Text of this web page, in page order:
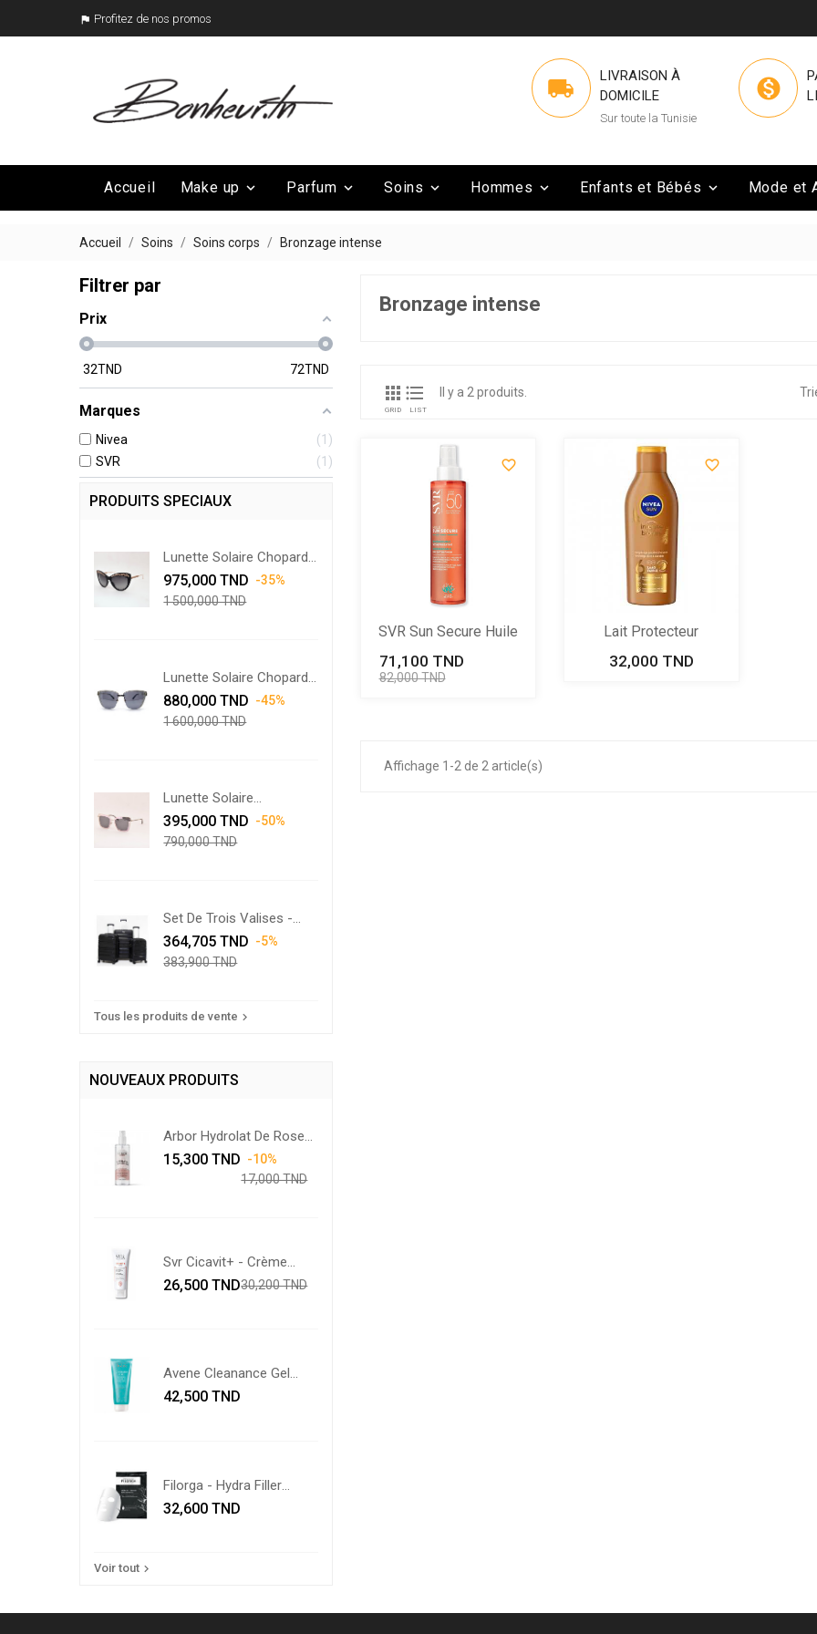
 Profitez de nos promos

LIVRAISON À
DOMICILE
Sur toute la Tunisie

Accueil 
Make up 
Parfum 
Soins 
Hommes 
Enfants et Bébés Mode et
Mega Promo Nos marques
Accueil Soins Soins corps Bronzage intense
Filtrer par
Prix
32TND 72TND
Marques
Nivea
1
SVR
1
PRODUITS SPECIAUX
Lunette Solaire Chopard...
Prix
975,000 TND Prix
-35%
1 500,000 TND
Lunette Solaire Chopard...
Prix
880,000 TND Prix
-45%
1 600,000 TND
Lunette Solaire
Swarovski...
Prix
395,000 TND Prix
-50%
790,000 TND
Set De Trois Valises -
Noir
Prix
364,705 TND Prix
-5%
383,900 TND
Tous les produits de vente 
NOUVEAUX PRODUITS
Arbor Hydrolat De Rose
De...
Prix
15,300 TND Prix
base
-10%
17,000 TND
Svr Cicavit+ - Crème...
Prix
26,500 TNDPrix
30,200 TND
Avene Cleanance Gel
Net...
Prix
42,500 TND
Filorga - Hydra Filler
Mask...
Prix
32,600 TND
Voir tout 
Bronzage intense

GRID

LIST
Il y a 2 produits.

SVR Sun Secure Huile
Séche...
Prix
71,100 TND
82,000 TND

Lait Protecteur
Carotène...
Prix
32,000 TND
Affichage 1-2 de 2 article(s)